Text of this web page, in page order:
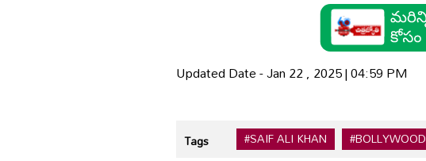
Updated Date - Jan 22 , 2025 | 04:59 PM
Tags #SAIF ALI KHAN #BOLLYWOOD